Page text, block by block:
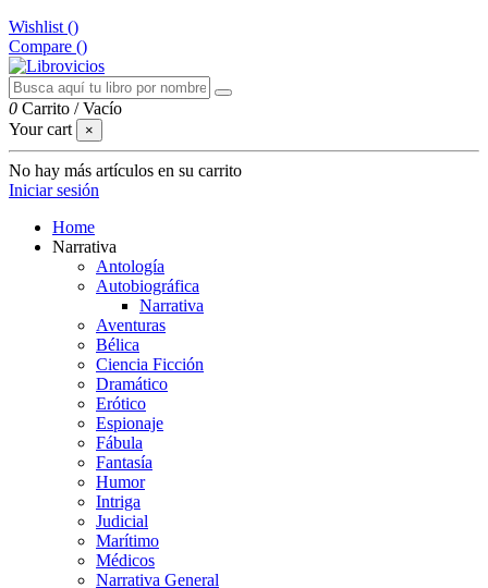
Wishlist ()
Compare ()
0 Carrito /Vacío
Your cart
×
No hay más artículos en su carrito
Iniciar sesión
Home
Narrativa
Antología
Autobiográfica
Narrativa
Aventuras
Bélica
Ciencia Ficción
Dramático
Erótico
Espionaje
Fábula
Fantasía
Humor
Intriga
Judicial
Marítimo
Médicos
Narrativa General